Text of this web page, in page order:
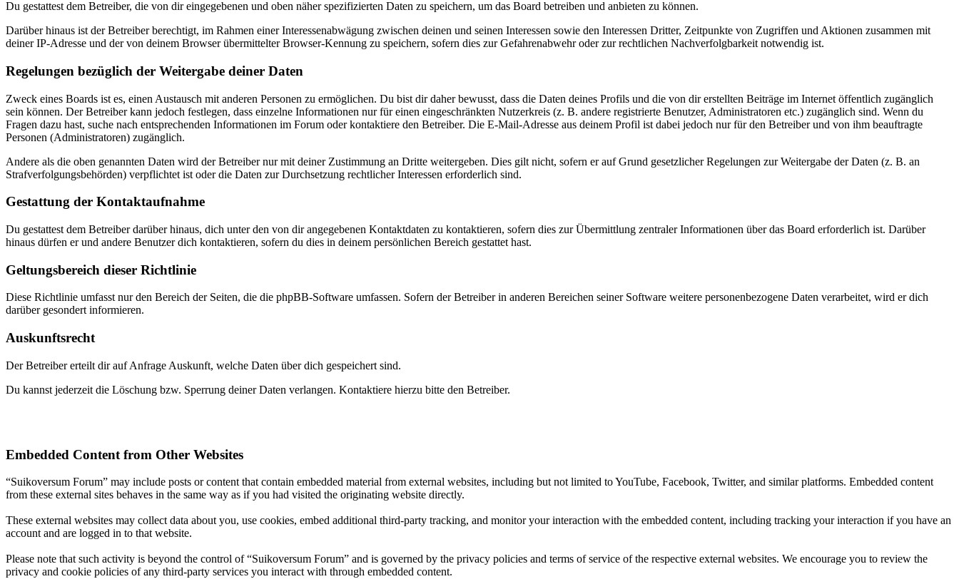
Du gestattest dem Betreiber, die von dir eingegebenen und oben näher spezifizierten Daten zu speichern, um das Board betreiben und anbieten zu können.
Darüber hinaus ist der Betreiber berechtigt, im Rahmen einer Interessenabwägung zwischen deinen und seinen Interessen sowie den Interessen Dritter, Zeitpunkte von Zugriffen und Aktionen zusammen mit
deiner IP-Adresse und der von deinem Browser übermittelter Browser-Kennung zu speichern, sofern dies zur Gefahrenabwehr oder zur rechtlichen Nachverfolgbarkeit notwendig ist.
Regelungen bezüglich der Weitergabe deiner Daten
Zweck eines Boards ist es, einen Austausch mit anderen Personen zu ermöglichen. Du bist dir daher bewusst, dass die Daten deines Profils und die von dir erstellten Beiträge im Internet öffentlich zugänglich
sein können. Der Betreiber kann jedoch festlegen, dass einzelne Informationen nur für einen eingeschränkten Nutzerkreis (z. B. andere registrierte Benutzer, Administratoren etc.) zugänglich sind. Wenn du
Fragen dazu hast, suche nach entsprechenden Informationen im Forum oder kontaktiere den Betreiber. Die E-Mail-Adresse aus deinem Profil ist dabei jedoch nur für den Betreiber und von ihm beauftragte
Personen (Administratoren) zugänglich.
Andere als die oben genannten Daten wird der Betreiber nur mit deiner Zustimmung an Dritte weitergeben. Dies gilt nicht, sofern er auf Grund gesetzlicher Regelungen zur Weitergabe der Daten (z. B. an
Strafverfolgungsbehörden) verpflichtet ist oder die Daten zur Durchsetzung rechtlicher Interessen erforderlich sind.
Gestattung der Kontaktaufnahme
Du gestattest dem Betreiber darüber hinaus, dich unter den von dir angegebenen Kontaktdaten zu kontaktieren, sofern dies zur Übermittlung zentraler Informationen über das Board erforderlich ist. Darüber
hinaus dürfen er und andere Benutzer dich kontaktieren, sofern du dies in deinem persönlichen Bereich gestattet hast.
Geltungsbereich dieser Richtlinie
Diese Richtlinie umfasst nur den Bereich der Seiten, die die phpBB-Software umfassen. Sofern der Betreiber in anderen Bereichen seiner Software weitere personenbezogene Daten verarbeitet, wird er dich
darüber gesondert informieren.
Auskunftsrecht
Der Betreiber erteilt dir auf Anfrage Auskunft, welche Daten über dich gespeichert sind.
Du kannst jederzeit die Löschung bzw. Sperrung deiner Daten verlangen. Kontaktiere hierzu bitte den Betreiber.
Embedded Content from Other Websites
“Suikoversum Forum” may include posts or content that contain embedded material from external websites, including but not limited to YouTube, Facebook, Twitter, and similar platforms. Embedded content
from these external sites behaves in the same way as if you had visited the originating website directly.
These external websites may collect data about you, use cookies, embed additional third-party tracking, and monitor your interaction with the embedded content, including tracking your interaction if you have an
account and are logged in to that website.
Please note that such activity is beyond the control of “Suikoversum Forum” and is governed by the privacy policies and terms of service of the respective external websites. We encourage you to review the
privacy and cookie policies of any third-party services you interact with through embedded content.